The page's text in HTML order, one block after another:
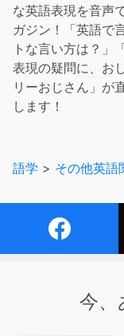
な英語表現を音声
ガジン！「英語で
トな言い方は？」
表現の疑問に、お
リーおじさん」が
します！
語学 > その他英語
今、